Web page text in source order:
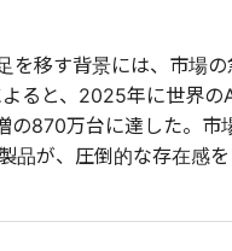
を移す背景には、市場の
ると、2025年に世界の
の870万台に達した。市
品が、圧倒的な存在感を